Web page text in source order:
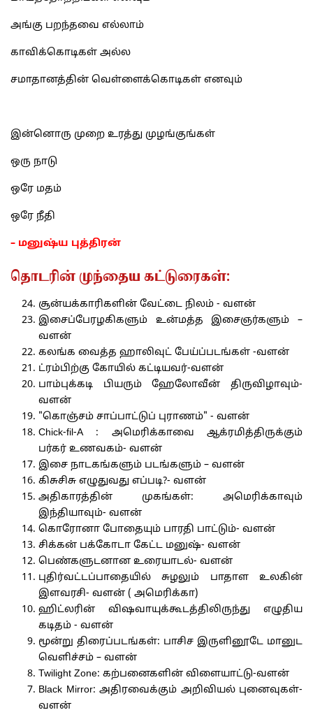
அங்கு பறந்தவை எல்லாம்
காவிக்கொடிகள் அல்ல
சமாதானத்தின் வெள்ளைக்கொடிகள் எனவும்
இன்னொரு முறை உரத்து முழங்குங்கள்
ஒரு நாடு
ஒரே மதம்
ஒரே நீதி
– மனுஷ்ய புத்திரன்
தொடரின் முந்தைய கட்டுரைகள்:
சூன்யக்காரிகளின் வேட்டை நிலம் - வளன்
இசைப்பேரழகிகளும் உன்மத்த இசைஞர்களும் –
வளன்
கலங்க வைத்த ஹாலிவுட் பேய்ப்படங்கள் -வளன்
ட்ரம்பிற்கு கோயில் கட்டியவர்-வளன்
பாம்புக்கடி பியரும் ஹேலோவீன் திருவிழாவும்-
வளன்
"கொஞ்சம் சாப்பாட்டுப் புராணம்" - வளன்
Chick-fil-A : அமெரிக்காவை ஆக்ரமித்திருக்கும்
பர்கர் உணவகம்- வளன்
இசை நாடகங்களும் படங்களும் – வளன்
கிசுசிசு எழுதுவது எப்படி?- வளன்
அதிகாரத்தின் முகங்கள்: அமெரிக்காவும்
இந்தியாவும்- வளன்
கொரோனா போதையும் பாரதி பாட்டும்- வளன்
சிக்கன் பக்கோடா கேட்ட மனுஷ்- வளன்
பெண்களுடனான உரையாடல்- வளன்
புதிர்வட்டப்பாதையில் சுழலும் பாதாள உலகின்
இளவரசி- வளன் ( அமெரிக்கா)
ஹிட்லரின் விஷவாயுக்கூடத்திலிருந்து எழுதிய
கடிதம் - வளன்
மூன்று திரைப்படங்கள்: பாசிச இருளினூடே மானுட
வெளிச்சம் – வளன்
Twilight Zone: கற்பனைகளின் விளையாட்டு-வளன்
Black Mirror: அதிரவைக்கும் அறிவியல் புனைவுகள்-
வளன்